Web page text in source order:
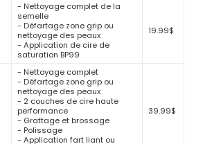
- Nettoyage complet de la
semelle
- Défartage zone grip ou
nettoyage des peaux
- Application de cire de
saturation BP99
19.99$
- Nettoyage complet
- Défartage zone grip ou
nettoyage des peaux
- 2 couches de cire haute
performance
- Grattage et brossage
- Polissage
- Application fart liant ou
39.99$